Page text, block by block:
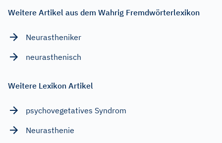
Weitere Artikel aus dem Wahrig Fremdwörterlexikon
Neurastheniker
neurasthenisch
Weitere Lexikon Artikel
psychovegetatives Syndrom
Neurasthenie